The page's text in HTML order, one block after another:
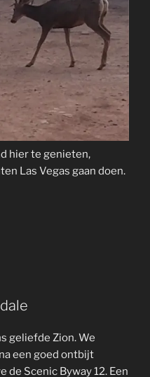
hier te genieten,
Las Vegas gaan doen.
geliefde Zion. We
een goed ontbijt
de Scenic Byway 12. Een